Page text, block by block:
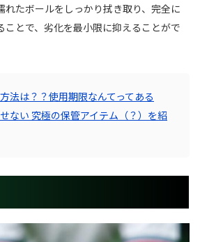
れたボールをしっかり拭き取り、完全に
ことで、劣化を最小限に抑えることがで
法は？？使用期限なんてってある
ない 究極の保管アイテム（？）を紹